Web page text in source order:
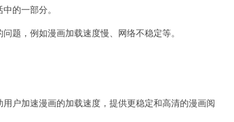
的一部分。
，例如漫画加载速度慢、网络不稳定等。
户加速漫画的加载速度，提供更稳定和高清的漫画阅